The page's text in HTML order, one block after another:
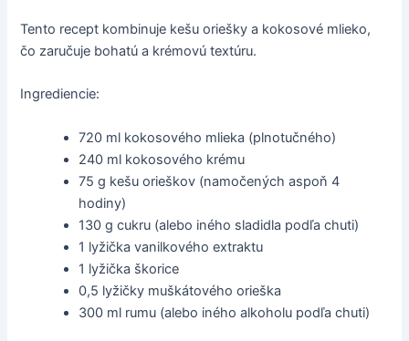
Tento recept kombinuje kešu oriešky a kokosové mlieko,
čo zaručuje bohatú a krémovú textúru.
Ingrediencie:
720 ml kokosového mlieka (plnotučného)
240 ml kokosového krému
75 g kešu orieškov (namočených aspoň 4
hodiny)
130 g cukru (alebo iného sladidla podľa chuti)
1 lyžička vanilkového extraktu
1 lyžička škorice
0,5 lyžičky muškátového orieška
300 ml rumu (alebo iného alkoholu podľa chuti)